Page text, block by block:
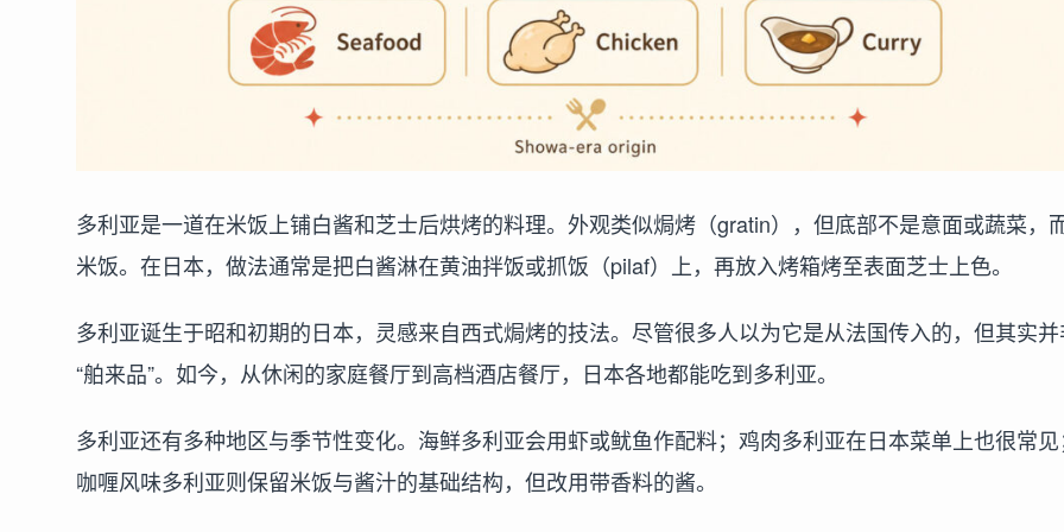
多利亚是一道在米饭上铺白酱和芝士后烘烤的料理。外观类似焗烤（gratin），但底部不是意面或蔬菜，
米饭。在日本，做法通常是把白酱淋在黄油拌饭或抓饭（pilaf）上，再放入烤箱烤至表面芝士上色。
多利亚诞生于昭和初期的日本，灵感来自西式焗烤的技法。尽管很多人以为它是从法国传入的，但其实
“舶来品”。如今，从休闲的家庭餐厅到高档酒店餐厅，日本各地都能吃到多利亚。
多利亚还有多种地区与季节性变化。海鲜多利亚会用虾或鱿鱼作配料；鸡肉多利亚在日本菜单上也很常见
咖喱风味多利亚则保留米饭与酱汁的基础结构，但改用带香料的酱。